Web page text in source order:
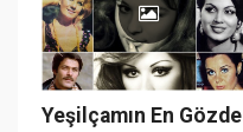
Yeşilçamın En Gözde